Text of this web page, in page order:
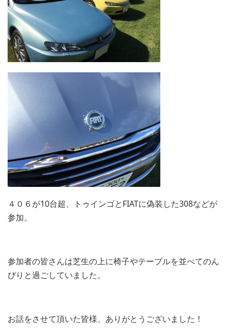
４０６が10台超、トゥインゴとFIATに偽装した308などが
参加。
参加者の皆さんは芝生の上に椅子やテーブルを並べてのん
びりと過ごしていました。
お話をさせて頂いた皆様、ありがとうございました！